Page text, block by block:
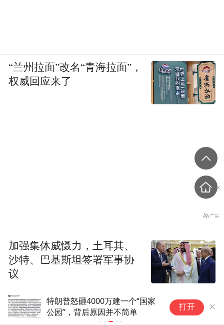
特朗普怒砸4000万建一个“国家
公园”，背后原因并不简单
打开
“兰州拉面”改名“青海拉面”，
权威回应来了
加强集体威慑力，土耳其、
沙特、巴基斯坦签署军事协
议